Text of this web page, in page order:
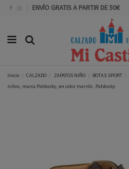
ENVÍO GRATIS A PARTIR DE 50€
Inicio CALZADO ZAPATOS NIÑO BOTAS SPORT
niños, marca Pablosky, en color marrón. Pablosky